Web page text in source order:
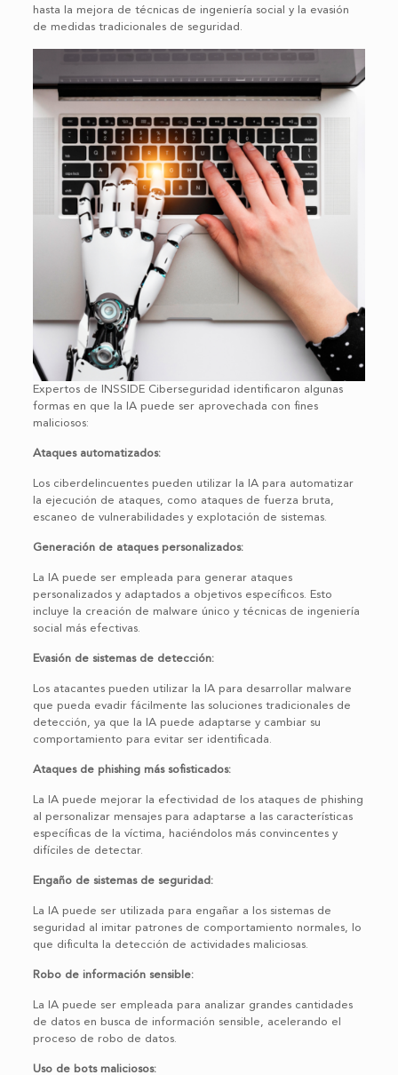
hasta la mejora de técnicas de ingeniería social y la evasión
de medidas tradicionales de seguridad.
Expertos de INSSIDE Ciberseguridad identificaron algunas
formas en que la IA puede ser aprovechada con fines
maliciosos:
Ataques automatizados:
Los ciberdelincuentes pueden utilizar la IA para automatizar
la ejecución de ataques, como ataques de fuerza bruta,
escaneo de vulnerabilidades y explotación de sistemas.
Generación de ataques personalizados:
La IA puede ser empleada para generar ataques
personalizados y adaptados a objetivos específicos. Esto
incluye la creación de malware único y técnicas de ingeniería
social más efectivas.
Evasión de sistemas de detección:
Los atacantes pueden utilizar la IA para desarrollar malware
que pueda evadir fácilmente las soluciones tradicionales de
detección, ya que la IA puede adaptarse y cambiar su
comportamiento para evitar ser identificada.
Ataques de phishing más sofisticados:
La IA puede mejorar la efectividad de los ataques de phishing
al personalizar mensajes para adaptarse a las características
específicas de la víctima, haciéndolos más convincentes y
difíciles de detectar.
Engaño de sistemas de seguridad:
La IA puede ser utilizada para engañar a los sistemas de
seguridad al imitar patrones de comportamiento normales, lo
que dificulta la detección de actividades maliciosas.
Robo de información sensible:
La IA puede ser empleada para analizar grandes cantidades
de datos en busca de información sensible, acelerando el
proceso de robo de datos.
Uso de bots maliciosos: